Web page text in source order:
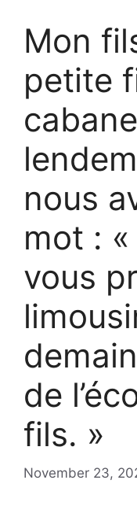
Mon
petite
nous
mot :
vous
de
fils. »
November 23,